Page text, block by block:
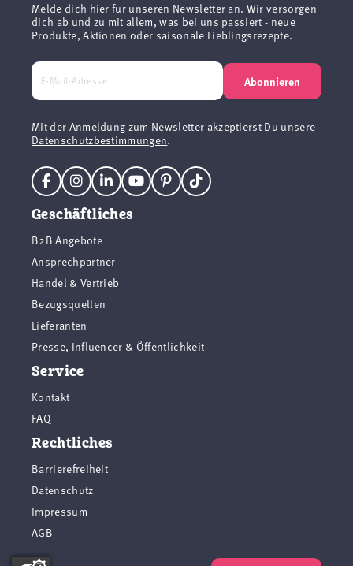
Melde dich hier für unseren Newsletter an. Wir versorgen
dich ab und zu mit allem, was bei uns passiert - neue
Produkte, Aktionen oder saisonale Lieblingsrezepte.
Abonnieren
Mit der Anmeldung zum Newsletter akzeptierst Du unsere
Datenschutzbestimmungen.
Geschäftliches
B2B Angebote
Ansprechpartner
Handel & Vertrieb
Bezugsquellen
Lieferanten
Presse, Influencer & Öffentlichkeit
Service
Kontakt
FAQ
Rechtliches
Barrierefreiheit
Datenschutz
Impressum
AGB